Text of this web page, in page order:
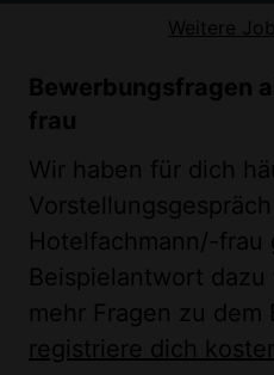
Weitere
Bewerbungsfragen
frau
Wir haben für dich
Hotelfachmann/-frau
Beispielantwort
mehr Fragen zu dem
registriere dich